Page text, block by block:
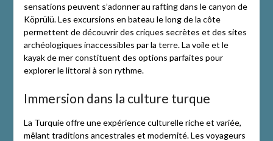
sensations peuvent s’adonner au rafting dans le canyon de
Köprülü. Les excursions en bateau le long de la côte
permettent de découvrir des criques secrètes et des sites
archéologiques inaccessibles par la terre. La voile et le
kayak de mer constituent des options parfaites pour
explorer le littoral à son rythme.
Immersion dans la culture turque
La Turquie offre une expérience culturelle riche et variée,
mêlant traditions ancestrales et modernité. Les voyageurs